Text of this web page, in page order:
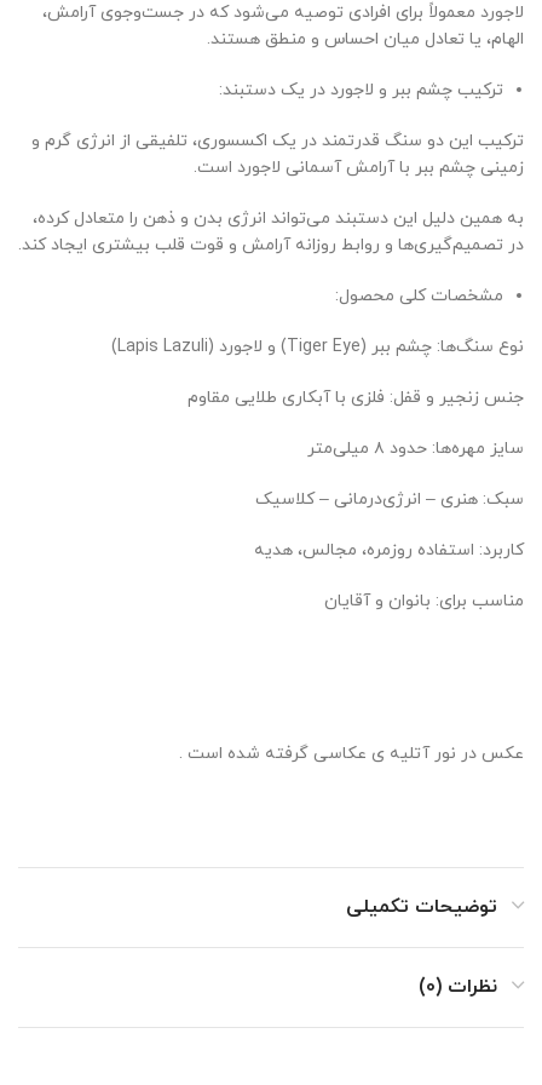
لاجورد معمولاً برای افرادی توصیه می‌شود که در جست‌وجوی آرامش،
الهام، یا تعادل میان احساس و منطق هستند.
ترکیب چشم ببر و لاجورد در یک دستبند:
ترکیب این دو سنگ قدرتمند در یک اکسسوری، تلفیقی از انرژی گرم و
زمینی چشم ببر با آرامش آسمانی لاجورد است.
به همین دلیل این دستبند می‌تواند انرژی بدن و ذهن را متعادل کرده،
در تصمیم‌گیری‌ها و روابط روزانه آرامش و قوت قلب بیشتری ایجاد کند.
مشخصات کلی محصول:
نوع سنگ‌ها: چشم ببر (Tiger Eye) و لاجورد (Lapis Lazuli)
جنس زنجیر و قفل: فلزی با آبکاری طلایی مقاوم
سایز مهره‌ها: حدود ۸ میلی‌متر
سبک: هنری – انرژی‌درمانی – کلاسیک
کاربرد: استفاده روزمره، مجالس، هدیه
مناسب برای: بانوان و آقایان
عکس در نور آتلیه ی عکاسی گرفته شده است .
توضیحات تکمیلی
نظرات (0)